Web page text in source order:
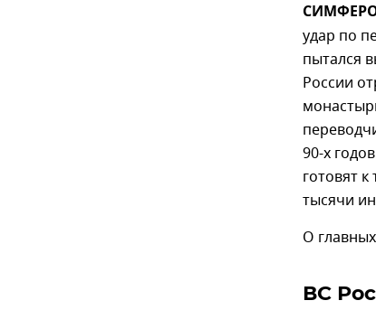
удар по
пытался
России
90-х
готовят
тысячи
О
ВС